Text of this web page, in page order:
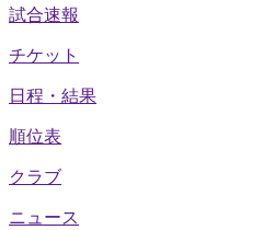
試合速報
チケット
日程・結果
順位表
クラブ
ニュース